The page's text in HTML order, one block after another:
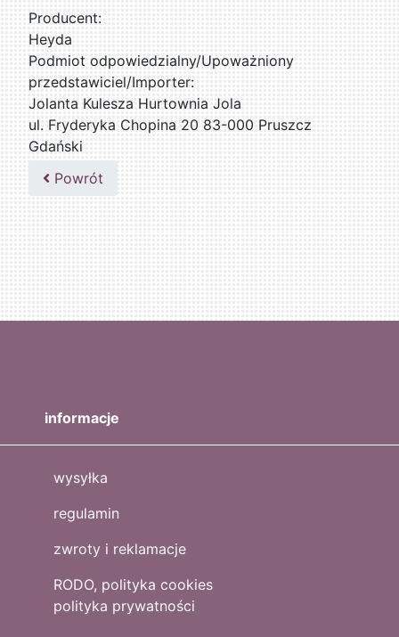
Producent:
Heyda
Podmiot odpowiedzialny/Upoważniony
przedstawiciel/Importer:
Jolanta Kulesza Hurtownia Jola
ul. Fryderyka Chopina 20 83-000 Pruszcz
Gdański
502047435
Powrót
informacje
wysyłka
regulamin
zwroty i reklamacje
RODO, polityka cookies
polityka prywatności